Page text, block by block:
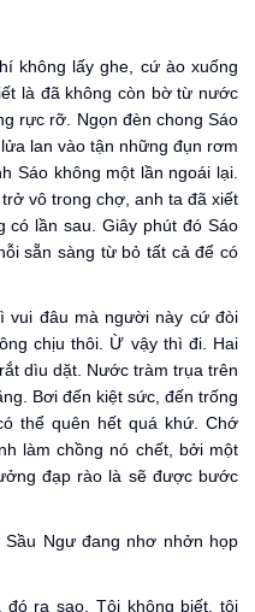
không lấy ghe, cứ ào xuống
là đã không còn bờ từ nước
rực rỡ. Ngọn đèn chong Sáo
lan vào tận những đụn rơm
Sáo không một lần ngoái lại.
vô trong chợ, anh ta đã xiết
có lần sau. Giây phút đó Sáo
sẵn sàng từ bỏ tất cả để có
vui đâu mà người này cứ đòi
chịu thôi. Ừ vậy thì đi. Hai
dìu dặt. Nước tràm trụa trên
Bơi đến kiệt sức, đến trống
thể quên hết quá khứ. Chớ
làm chồng nó chết, bởi một
đạp rào là sẽ được bước
Ngư đang nhơ nhởn họp
ra sao. Tôi không biết, tôi